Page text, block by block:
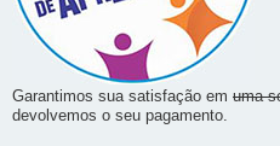
Garantimos sua satisfação em uma
devolvemos o seu pagamento.